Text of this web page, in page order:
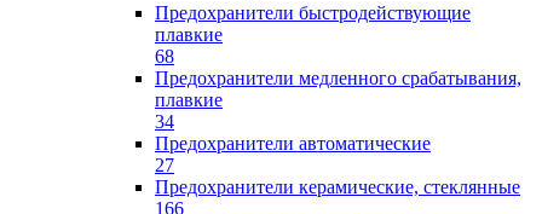
Предохранители быстродействующие
плавкие
68
Предохранители медленного срабатывания,
плавкие
34
Предохранители автоматические
27
Предохранители керамические, стеклянные
166